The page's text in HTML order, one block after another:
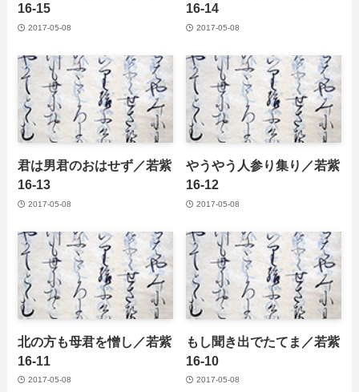
16-15
2017-05-08
16-14
2017-05-08
君は男君のおはせず／若紫
16-13
2017-05-08
やうやう人参り集り／若紫
16-12
2017-05-08
北の方も母君を憎し／若紫
16-11
2017-05-08
もし聞き出でたてま／若紫
16-10
2017-05-08